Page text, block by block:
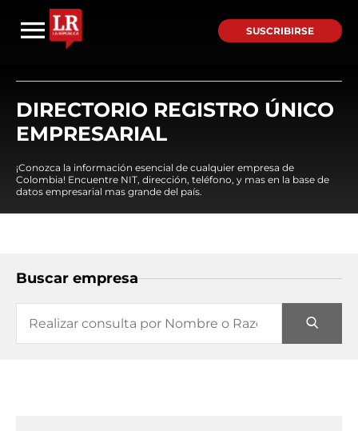
SUSCRIBIRSE
DIRECTORIO REGISTRO ÚNICO
EMPRESARIAL
¡Conozca la información esencial de cualquier empresa de
Colombia! Encuentre NIT, dirección, teléfono, y mas en la base de
datos empresarial mas grande del país.
Buscar empresa